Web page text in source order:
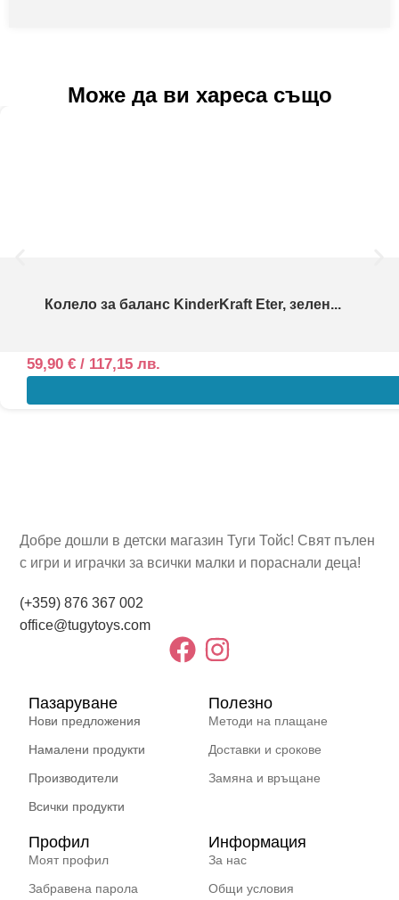
Може да ви хареса също
Колело за баланс KinderKraft Eter, зелен...
59,90€ / 117,15 лв.
Добре дошли в детски магазин Туги Тойс! Свят пълен
с игри и играчки за всички малки и пораснали деца!
(+359) 876 367 002
office@tugytoys.com
Пазаруване
Нови предложения
Намалени продукти
Производители
Всички продукти
Полезно
Методи на плащане
Доставки и срокове
Замяна и връщане
Профил
Моят профил
Забравена парола
Информация
За нас
Общи условия